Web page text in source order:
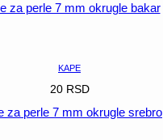
za perle 7 mm okrugle bakar
KAPE
20 RSD
za perle 7 mm okrugle srebro